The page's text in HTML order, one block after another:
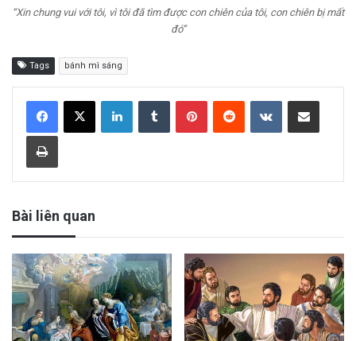
“Xin chung vui với tôi, vì tôi đã tìm được con chiên của tôi, con chiên bị mất
đó”
Tags bánh mì sáng
Bài liên quan